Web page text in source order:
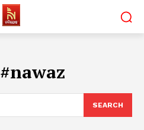
#nawaz
SEARCH